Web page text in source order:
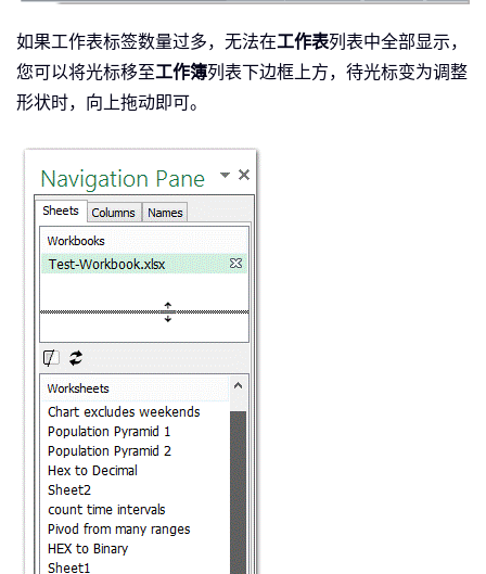
如果工作表标签数量过多，无法在工作表列表中全部显示，
您可以将光标移至工作簿列表下边框上方，待光标变为调整
形状时，向上拖动即可。